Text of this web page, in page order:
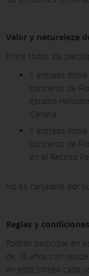
Valor y naturaleza
Entre todos los
1 entrada
concierto de
Estadio
Canaria.
1 entrada
concierto de
en el Recinto
No es canjeable por
Reglas y
Podrán participar en
de 18 años con
en este sorteo cada
SAVE
You can reconfigure
the bottom of the